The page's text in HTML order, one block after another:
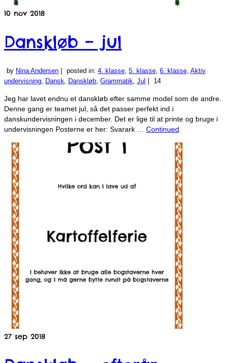
10 nov 2018
Danskløb – jul
by Nina Andersen posted in: 4. klasse, 5. klasse, 6. klasse, Aktiv
undervisning, Dansk, Danskløb, Grammatik, Jul 14
Jeg har lavet endnu et danskløb efter samme model som de andre.
Denne gang er teamet jul, så det passer perfekt ind i
danskundervisningen i december. Det er lige til at printe og bruge i
undervisningen Posterne er her: Svarark … Continued
27 sep 2018